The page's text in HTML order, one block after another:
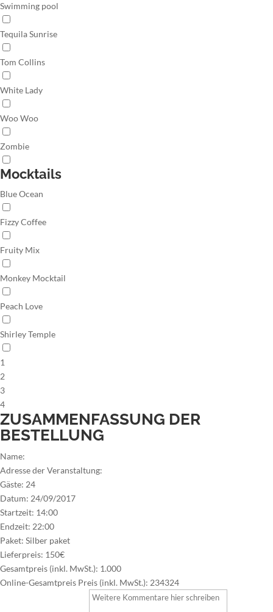
Swimming pool
Tequila Sunrise
Tom Collins
White Lady
Woo Woo
Zombie
Mocktails
Blue Ocean
Fizzy Coffee
Fruity Mix
Monkey Mocktail
Peach Love
Shirley Temple
1
2
3
4
ZUSAMMENFASSUNG DER
BESTELLUNG
Name:
Adresse der Veranstaltung:
Gäste: 24
Datum: 24/09/2017
Startzeit: 14:00
Endzeit: 22:00
Paket: Silber paket
Lieferpreis: 150€
Gesamtpreis (inkl. MwSt.): 1.000
Online-Gesamtpreis Preis (inkl. MwSt.): 234324